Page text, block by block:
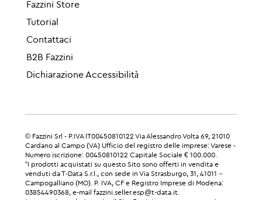
Fazzini Store
Tutorial
Contattaci
B2B Fazzini
Dichiarazione Accessibilità
© Fazzini Srl - P.IVA IT00450810122 Via Alessandro Volta 69, 21010
Cardano al Campo (VA) Ufficio del registro delle imprese: Varese -
Numero iscrizione: 00450810122 Capitale Sociale € 100.000.
“I prodotti acquistati su questo Sito sono offerti in vendita e
venduti da T-Data S.r.l., con sede in Via Strasburgo, 31, 41011 –
Campogalliano (MO). P. IVA, CF e Registro Imprese di Modena:
03854490368, e-mail fazzini.seller.esp@t-data.it.